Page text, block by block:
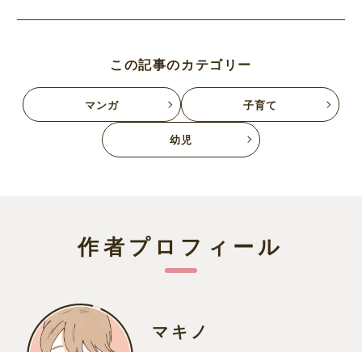
この記事のカテゴリー
マンガ 子育て
幼児
作者プロフィール
マキノ